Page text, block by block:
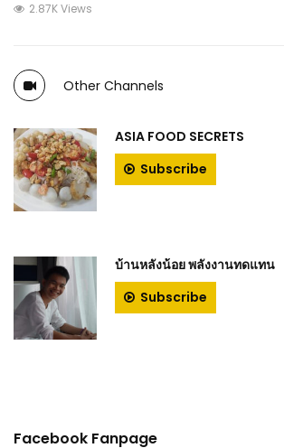
2.87K Views
Other Channels
ASIA FOOD SECRETS
Subscribe
บ้านหลังน้อย พลังงานทดแทน
Subscribe
Facebook Fanpage